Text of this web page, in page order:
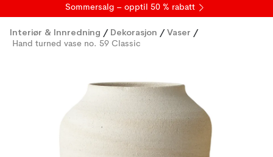
Sommersalg – opptil 50 % rabatt
Interiør & Innredning / Dekorasjon / Vaser /
Hand turned vase no. 59 Classic